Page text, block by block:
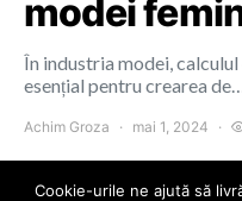
modei
În industria modei,
esențial pentru crearea
Achim Groza mai 1, 2024
Cookie-urile ne ajută să